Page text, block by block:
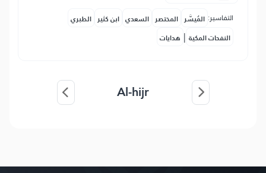
التفاسير: المُيسَّر المختصر السعدي ابن كثير الطبري
النفحات المكية | هدايات
Al-hijr